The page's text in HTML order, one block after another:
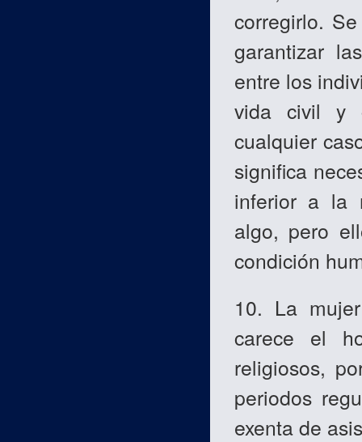
corregirlo.
garantizar
entre los
vida civil y
cualquier
significa
inferior a la
algo, pero
condición
10. La
carece el
religiosos,
periodos
exenta de